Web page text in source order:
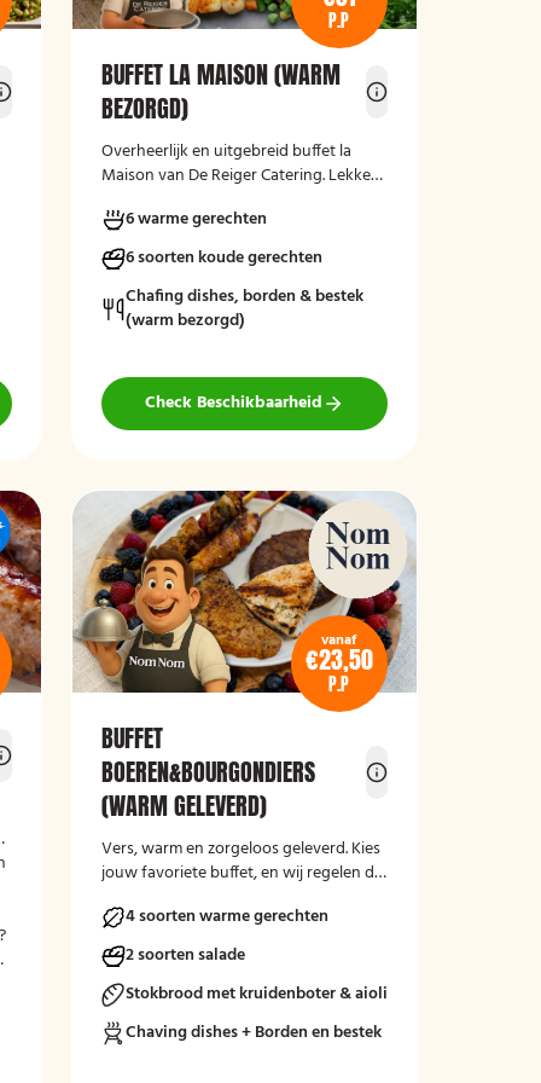
P.P
BUFFET LA MAISON (WARM
BEZORGD)
Overheerlijk en uitgebreid buffet la
Maison van De Reiger Catering. Lekker,
6 warme gerechten
6 soorten koude gerechten
Chafing dishes, borden & bestek
(warm bezorgd)
Check Beschikbaarheid
vanaf
€23,50
P.P
BUFFET
BOEREN&BOURGONDIERS
(WARM GELEVERD)
Vers, warm en zorgeloos geleverd. Kies
jouw favoriete buffet, en wij regelen de
4 soorten warme gerechten
2 soorten salade
Stokbrood met kruidenboter & aioli
Chaving dishes + Borden en bestek